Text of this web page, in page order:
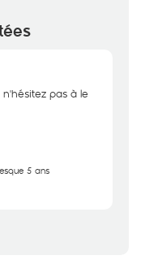
pas à le
5 ans